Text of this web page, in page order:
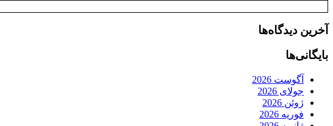
آخرین دیدگاه‌ها
بایگانی‌ها
آگوست 2026
جولای 2026
ژوئن 2026
فوریه 2026